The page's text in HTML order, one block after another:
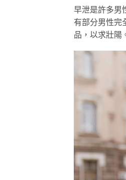
早泄是許多男
有部分男性完
品，以求壯陽